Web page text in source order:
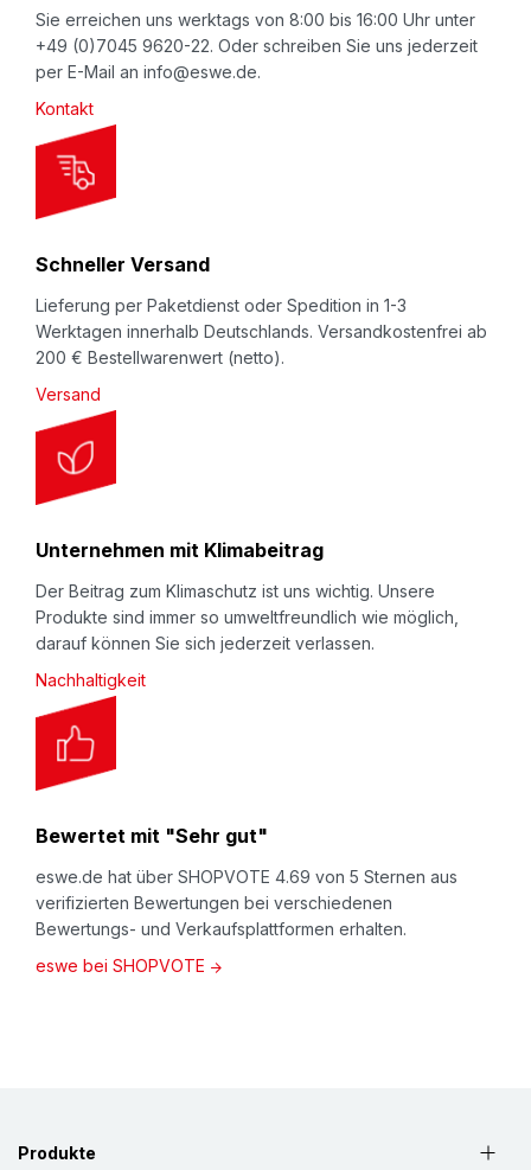
w
s
e
t
e
r
Sie erreichen uns werktags von 8:00 bis 16:00 Uhr unter
+49 (0)7045 9620-22. Oder schreiben Sie uns jederzeit
per E-Mail an info@eswe.de.
Kontakt
Schneller Versand
Lieferung per Paketdienst oder Spedition in 1-3
Werktagen innerhalb Deutschlands. Versandkostenfrei ab
200 € Bestellwarenwert (netto).
Versand
Unternehmen mit Klimabeitrag
Der Beitrag zum Klimaschutz ist uns wichtig. Unsere
Produkte sind immer so umweltfreundlich wie möglich,
darauf können Sie sich jederzeit verlassen.
Nachhaltigkeit
Bewertet mit "Sehr gut"
eswe.de hat über SHOPVOTE 4.69 von 5 Sternen aus
verifizierten Bewertungen bei verschiedenen
Bewertungs- und Verkaufsplattformen erhalten.
eswe bei SHOPVOTE
Produkte